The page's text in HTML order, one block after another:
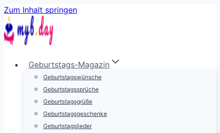
Zum Inhalt springen
Geburtstags-Magazin
Geburtstagswünsche
Geburtstagssprüche
Geburtstagsgrüße
Geburtstagsgeschenke
Geburtstagslieder